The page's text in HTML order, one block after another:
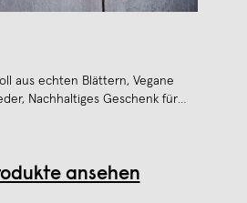
aus echten Blättern, Vegane
Nachhaltiges Geschenk für
Unikat - blau BY COPALA
ansehen